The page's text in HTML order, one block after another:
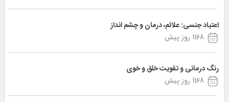
اعتیاد جنسی: علائم، درمان و چشم انداز
1168 روز پیش
رنگ درمانی و تقویت خلق و خوی
1168 روز پیش